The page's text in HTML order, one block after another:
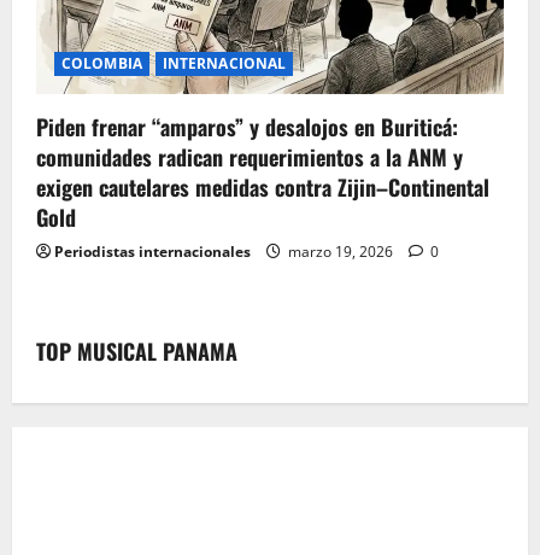
COLOMBIA INTERNACIONAL
Piden frenar “amparos” y desalojos en Buriticá:
comunidades radican requerimientos a la ANM y
exigen cautelares medidas contra Zijin–Continental
Gold
Periodistas internacionales marzo 19, 2026 0
TOP MUSICAL PANAMA